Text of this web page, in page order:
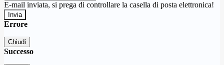
E-mail inviata, si prega di controllare la casella di posta elettronica!
Errore
Chiudi
Successo